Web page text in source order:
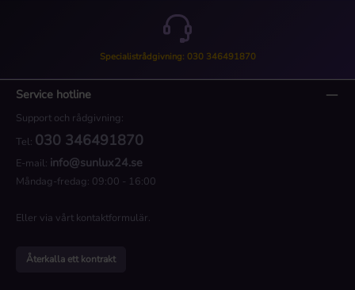
Specialistrådgivning: 030 346491870
Service hotline
Support och rådgivning:
Tel: 030 346491870
E-mail: info@sunlux24.se
Måndag-fredag: 09:00 - 16:00
Eller via vårt kontaktformulär.
Återkalla ett kontrakt